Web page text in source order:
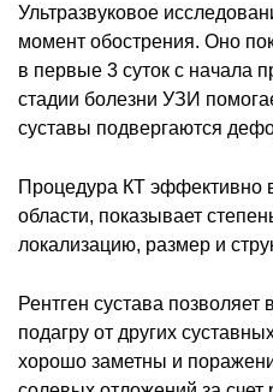
Ультразвуковое
момент обострения. Оно
в первые 3 суток с начала
стадии болезни УЗИ
суставы подвергаются
Процедура КТ эффективно
области, показывает
локализацию, размер и
Рентген сустава
подагру от других
хорошо заметны и